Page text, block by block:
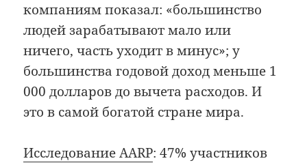
компаниям показал: «большинство
людей зарабатывают мало или
ничего, часть уходит в минус»; у
большинства годовой доход меньше 1
000 долларов до вычета расходов. И
это в самой богатой стране мира.
Исследование AARP: 47% участников